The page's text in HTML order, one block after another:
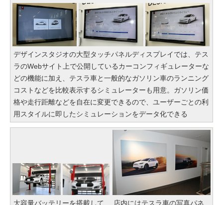
デザインスタジオの大型タッチパネルディスプレイでは、テス
ラのWebサイト上で公開しているカーコンフィギュレーターな
どの機能に加え、テスラ車と一般的なガソリン車のランニング
コストなどを比較表示するシミュレーターも用意。ガソリン価
格や走行距離などを自在に変更できるので、ユーザーごとの利
用スタイルに即したシミュレーションをデータ化できる
大容量バッテリーを搭載して 店内にはテスラ車の写真パネ